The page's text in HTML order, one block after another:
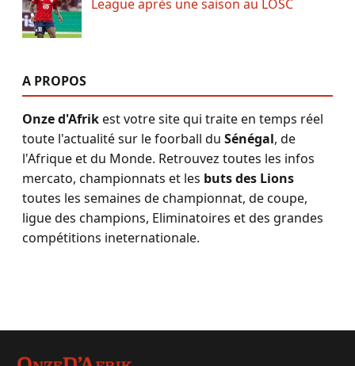
League après une saison au LOSC
A PROPOS
Onze d'Afrikest votre site qui traite en temps réel
toute l'actualité sur le foorball du Sénégal, de
l'Afrique et du Monde. Retrouvez toutes les infos
mercato, championnats et les buts des Lions
toutes les semaines de championnat, de coupe,
ligue des champions, Eliminatoires et des grandes
compétitions ineternationale.